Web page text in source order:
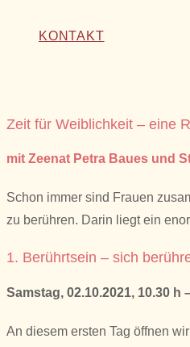
KONTAKT
Zeit für Weiblichkeit – eine
mit Zeenat Petra Baues und
Schon immer sind Frauen
zu berühren. Darin liegt ein
1. Berührtsein – sich
Samstag, 02.10.2021, 10.30 h
An diesem ersten Tag öffnen